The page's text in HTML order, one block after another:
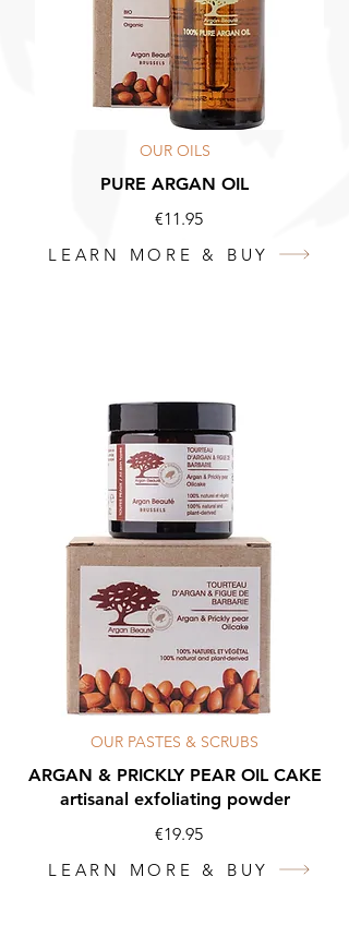
OUR OILS
PURE ARGAN OIL
€11.95
LEARN MORE & BUY
OUR PASTES & SCRUBS
ARGAN & PRICKLY PEAR OIL CAKE
artisanal exfoliating powder
€19.95
LEARN MORE & BUY